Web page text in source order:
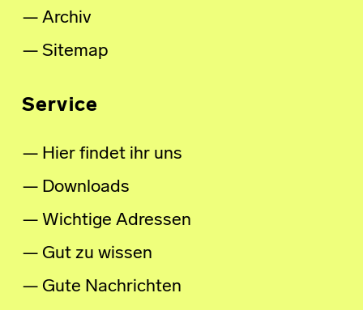
Archiv
Sitemap
Service
Hier findet ihr uns
Downloads
Wichtige Adressen
Gut zu wissen
Gute Nachrichten